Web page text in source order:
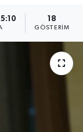
18
GÖSTERIM